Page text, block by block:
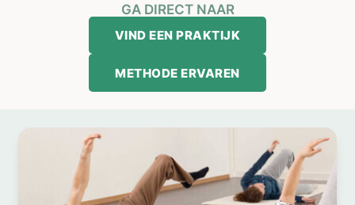
GA DIRECT NAAR
VIND EEN PRAKTIJK
METHODE ERVAREN